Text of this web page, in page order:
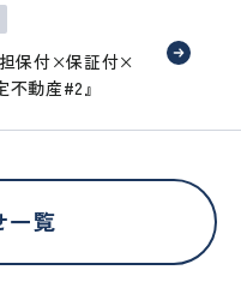
担保付×保証付×
動産#2』
一覧